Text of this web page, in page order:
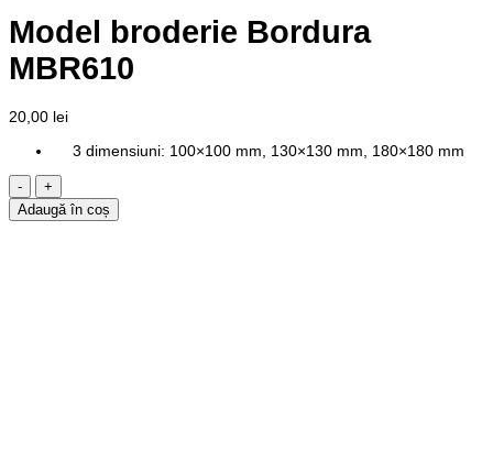
Model broderie Bordura
MBR610
20,00 lei
3 dimensiuni: 100×100 mm, 130×130 mm, 180×180 mm
Cantitate
Model
broderie
Adaugă în coș